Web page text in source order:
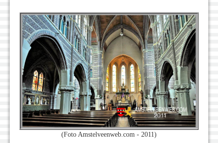
(Foto Amstelveenweb.com - 2011)